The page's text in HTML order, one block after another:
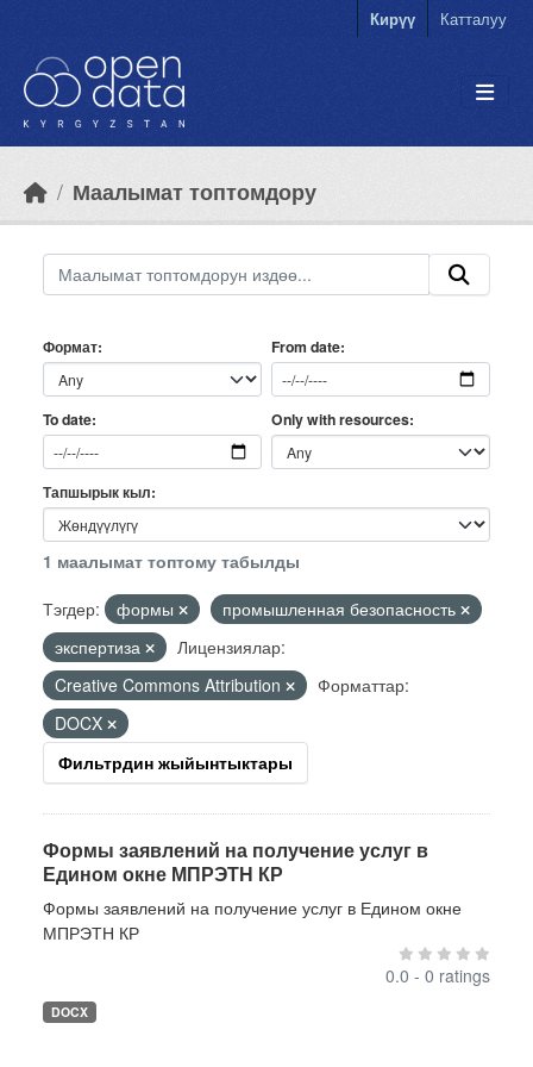
Кирүү Катталуу
Маалымат топтомдору
Формат From date
To date Only with resources
Тапшырык кыл
1 маалымат топтому табылды
Тэгдер:
формы
промышленная безопасность
экспертиза
Лицензиялар:
Creative Commons Attribution
Форматтар:
DOCX
Фильтрдин жыйынтыктары
Формы заявлений на получение услуг в
Едином окне МПРЭТН КР
Формы заявлений на получение услуг в Едином окне
МПРЭТН КР
0.0 - 0 ratings
DOCX